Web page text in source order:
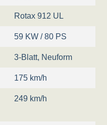
Rotax 912 UL
59 KW / 80 PS
3-Blatt, Neuform
175 km/h
249 km/h